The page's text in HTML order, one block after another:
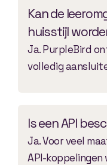
Kan de
huisstijl
Ja. PurpleBird
volledig
Is een API
Ja. Voor veel
API-koppelingen